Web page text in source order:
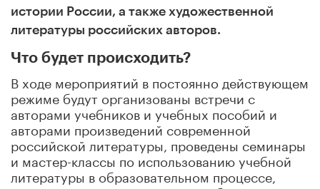
истории России, а также художественной
литературы российских авторов.
Что будет происходить?
В ходе мероприятий в постоянно действующем
режиме будут организованы встречи с
авторами учебников и учебных пособий и
авторами произведений современной
российской литературы, проведены семинары
и мастер-классы по использованию учебной
литературы в образовательном процессе,